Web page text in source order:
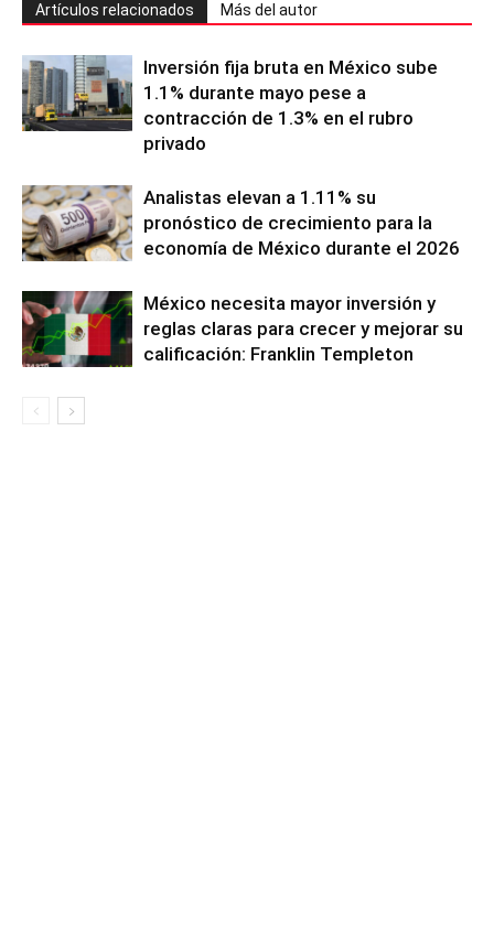
Artículos relacionados Más del autor
Inversión fija bruta en México sube
1.1% durante mayo pese a
contracción de 1.3% en el rubro
privado
Analistas elevan a 1.11% su
pronóstico de crecimiento para la
economía de México durante el 2026
México necesita mayor inversión y
reglas claras para crecer y mejorar su
calificación: Franklin Templeton